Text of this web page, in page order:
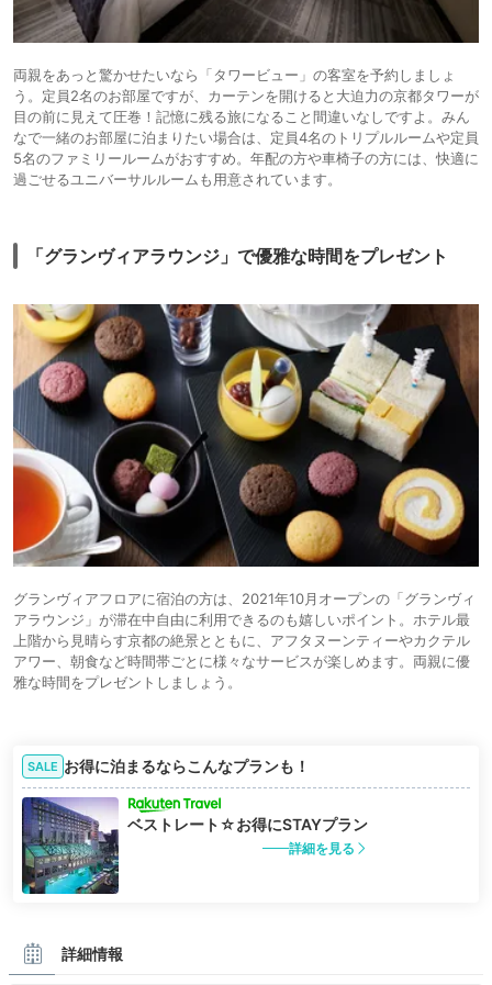
両親をあっと驚かせたいなら「タワービュー」の客室を予約しましょ
う。定員2名のお部屋ですが、カーテンを開けると大迫力の京都タワーが
目の前に見えて圧巻！記憶に残る旅になること間違いなしですよ。みん
なで一緒のお部屋に泊まりたい場合は、定員4名のトリプルルームや定員
5名のファミリールームがおすすめ。年配の方や車椅子の方には、快適に
過ごせるユニバーサルルームも用意されています。
「グランヴィアラウンジ」で優雅な時間をプレゼント
グランヴィアフロアに宿泊の方は、2021年10月オープンの「グランヴィ
アラウンジ」が滞在中自由に利用できるのも嬉しいポイント。ホテル最
上階から見晴らす京都の絶景とともに、アフタヌーンティーやカクテル
アワー、朝食など時間帯ごとに様々なサービスが楽しめます。両親に優
雅な時間をプレゼントしましょう。
SALE お得に泊まるならこんなプランも！
ベストレート☆お得にSTAYプラン
詳細を見る
詳細情報